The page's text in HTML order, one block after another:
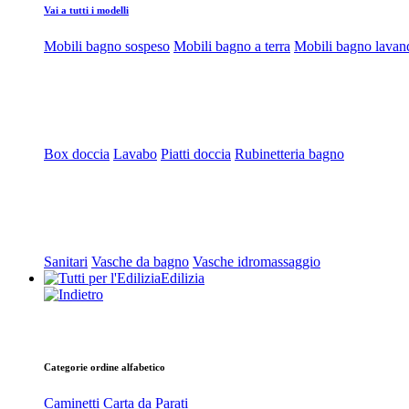
Vai a tutti i modelli
Mobili bagno sospeso Mobili bagno a terra Mobili bagno
Box doccia Lavabo Piatti doccia Rubinetteria bagno
Sanitari Vasche da bagno Vasche idromassaggio
Edilizia
Categorie ordine alfabetico
Caminetti Carta da Parati